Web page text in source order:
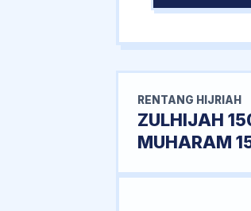
RENTANG HIJRIAH
ZULHIJAH
MUHARAM